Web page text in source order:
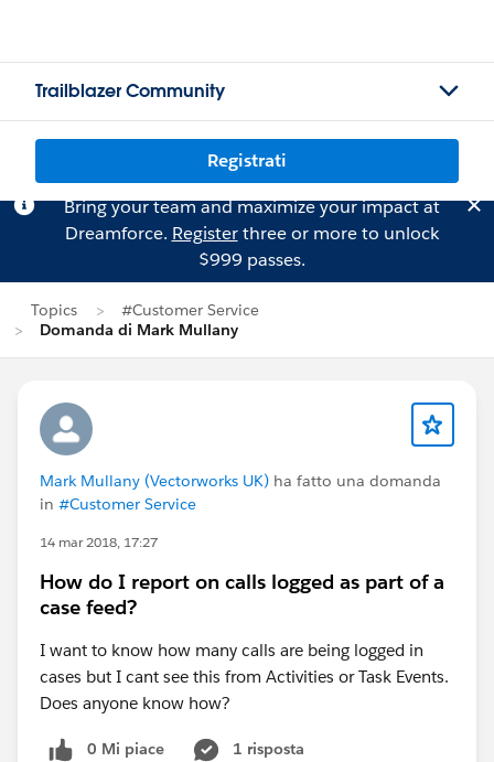
Trailblazer Community
Registrati
Bring your team and maximize your impact at
Dreamforce. Registerthree or more to unlock
$999 passes.
Topics
#Customer Service
Domanda di Mark Mullany
Mark Mullany (Vectorworks UK) ha fatto una domanda
in #Customer Service
14 mar 2018, 17:27
How do I report on calls logged as part of a
case feed?
I want to know how many calls are being logged in
cases but I cant see this from Activities or Task Events.
Does anyone know how?
0 Mi piace
1 risposta